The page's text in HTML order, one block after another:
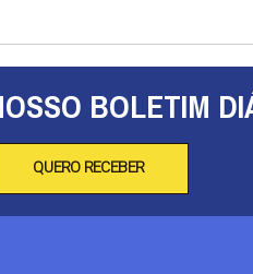
BOLETIM
QUERO RECEBER